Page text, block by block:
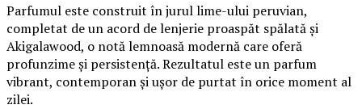
Parfumul este construit în jurul lime-ului peruvian,
completat de un acord de lenjerie proaspăt spălată și
Akigalawood, o notă lemnoasă modernă care oferă
profunzime și persistență. Rezultatul este un parfum
vibrant, contemporan și ușor de purtat în orice moment al
zilei.